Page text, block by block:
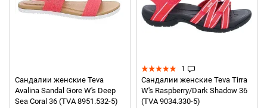
Сандалии женские Teva
Avalina Sandal Gore W's Deep
Sea Coral 36 (TVA 8951.532-5)
1
Сандалии женские Teva Tirra
W's Raspberry/Dark Shadow 36
(TVA 9034.330-5)